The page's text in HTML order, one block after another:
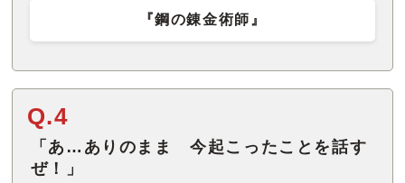
『鋼の錬金術師』
Q.4
「あ…ありのまま 今起こったことを話す
ぜ！」